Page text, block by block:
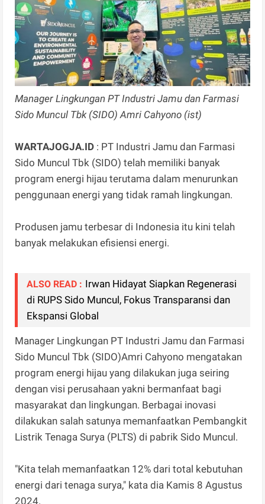
Manager Lingkungan PT Industri Jamu dan Farmasi
Sido Muncul Tbk (SIDO) Amri Cahyono (ist)
WARTAJOGJA.ID : PT Industri Jamu dan Farmasi
Sido Muncul Tbk (SIDO) telah memiliki banyak
program energi hijau terutama dalam menurunkan
penggunaan energi yang tidak ramah lingkungan.
Produsen jamu terbesar di Indonesia itu kini telah
banyak melakukan efisiensi energi.
ALSO READ : Irwan Hidayat Siapkan Regenerasi
di RUPS Sido Muncul, Fokus Transparansi dan
Ekspansi Global
Manager Lingkungan PT Industri Jamu dan Farmasi
Sido Muncul Tbk (SIDO)Amri Cahyono mengatakan
program energi hijau yang dilakukan juga seiring
dengan visi perusahaan yakni bermanfaat bagi
masyarakat dan lingkungan. Berbagai inovasi
dilakukan salah satunya memanfaatkan Pembangkit
Listrik Tenaga Surya (PLTS) di pabrik Sido Muncul.
"Kita telah memanfaatkan 12% dari total kebutuhan
energi dari tenaga surya," kata dia Kamis 8 Agustus
2024.